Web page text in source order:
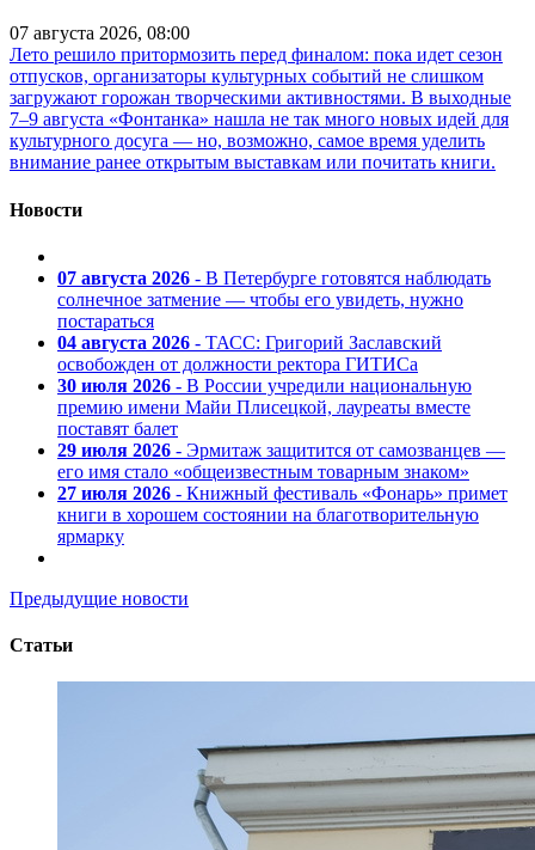
07 августа 2026, 08:00
Лето решило притормозить перед финалом: пока идет сезон
отпусков, организаторы культурных событий не слишком
загружают горожан творческими активностями. В выходные
7–9 августа «Фонтанка» нашла не так много новых идей для
культурного досуга — но, возможно, самое время уделить
внимание ранее открытым выставкам или почитать книги.
Новости
07 августа 2026 - В Петербурге готовятся наблюдать
солнечное затмение — чтобы его увидеть, нужно
постараться
04 августа 2026 - ТАСС: Григорий Заславский
освобожден от должности ректора ГИТИСа
30 июля 2026 - В России учредили национальную
премию имени Майи Плисецкой, лауреаты вместе
поставят балет
29 июля 2026 - Эрмитаж защитится от самозванцев —
его имя стало «общеизвестным товарным знаком»
27 июля 2026 - Книжный фестиваль «Фонарь» примет
книги в хорошем состоянии на благотворительную
ярмарку
Предыдущие новости
Статьи